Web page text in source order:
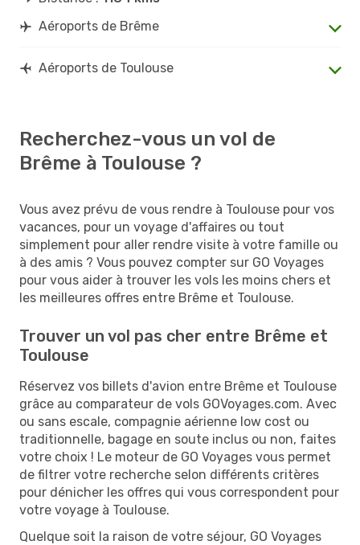
Aéroports de Brême
Aéroports de Toulouse
Recherchez-vous un vol de
Brême à Toulouse ?
Vous avez prévu de vous rendre à Toulouse pour vos
vacances, pour un voyage d'affaires ou tout
simplement pour aller rendre visite à votre famille ou
à des amis ? Vous pouvez compter sur GO Voyages
pour vous aider à trouver les vols les moins chers et
les meilleures offres entre Brême et Toulouse.
Trouver un vol pas cher entre Brême et
Toulouse
Réservez vos billets d'avion entre Brême et Toulouse
grâce au comparateur de vols GOVoyages.com. Avec
ou sans escale, compagnie aérienne low cost ou
traditionnelle, bagage en soute inclus ou non, faites
votre choix ! Le moteur de GO Voyages vous permet
de filtrer votre recherche selon différents critères
pour dénicher les offres qui vous correspondent pour
votre voyage à Toulouse.
Quelque soit la raison de votre séjour, GO Voyages